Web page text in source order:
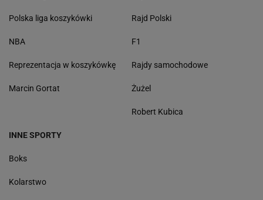
Polska liga koszykówki
NBA
Reprezentacja w koszykówkę
Marcin Gortat
Rajd Polski
F1
Rajdy samochodowe
Żużel
Robert Kubica
INNE SPORTY
Boks
Kolarstwo